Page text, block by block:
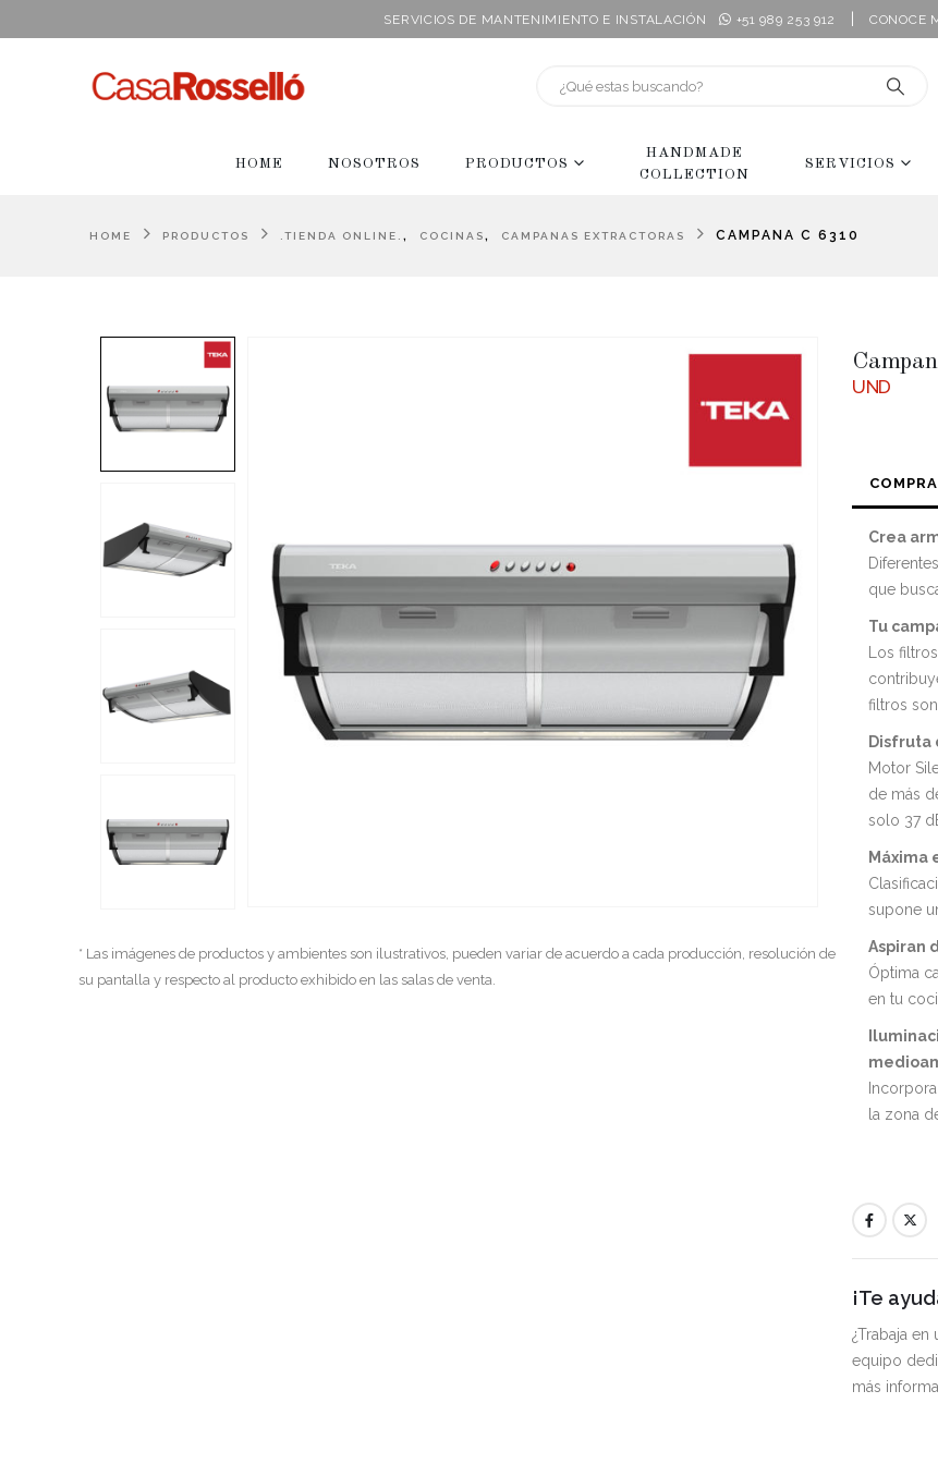
SERVICIOS DE MANTENIMIENTO E INSTALACIÓN +51 989 253 912 CONOCE
HOME NOSOTROS PRODUCTOS
HANDMADE
COLLECTION
SERVICIOS
HOME PRODUCTOS .TIENDA ONLINE. , COCINAS, CAMPANAS EXTRACTORAS CAMPANA C 6310
* Las imágenes de productos y ambientes son ilustrativos, pueden variar de acuerdo a cada producción, resolución de
su pantalla y respecto al producto exhibido en las salas de venta.
UND
Crea
que
Tu
Los
filtros son
Disfruta
Motor
de más
solo 37
Máxima
supone
Aspiran
Óptima
en tu
la zona
¡Te
¿Trabaja
equipo
más